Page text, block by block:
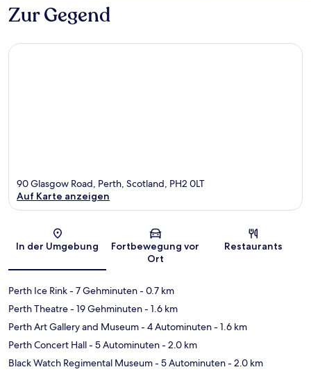
Zur Gegend
Karte
90 Glasgow Road, Perth, Scotland, PH2 0LT
Auf Karte anzeigen
In der Umgebung
Fortbewegung vor
Ort
Restaurants
Perth Ice Rink- 7 Gehminuten- 0.7 km
Perth Theatre- 19 Gehminuten- 1.6 km
Perth Art Gallery and Museum- 4 Autominuten- 1.6 km
Perth Concert Hall- 5 Autominuten- 2.0 km
Black Watch Regimental Museum- 5 Autominuten- 2.0 km